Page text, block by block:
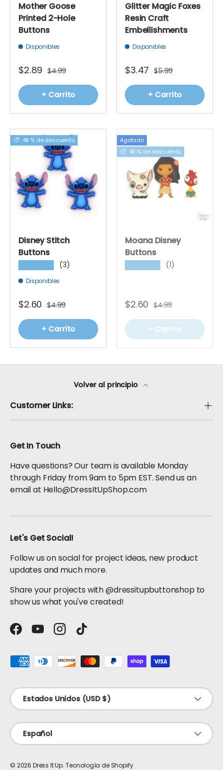
Mother Goose
Printed 2-Hole
Buttons
Disponibles
$2.89 $4.99
+ Carrito
Glitter Magic Foxes
Resin Craft
Embellishments
Disponibles
$3.47 $5.99
+ Carrito
48 % de descuento
Disney Stitch
Buttons
(3)
Disponibles
$2.60 $4.99
+ Carrito
Agotado
48 % de descuento
Moana Disney
Buttons
(1)
$2.60 $4.99
+ Carrito
Volver al principio
Customer Links:
Get In Touch
Have questions? Our team is available Monday
through Friday from 9am to 5pm EST. Send us an
email at Hello@DressItUpShop.com
Let's Get Social!
Follow us on social for project ideas, new product
updates and much more.
Share your projects with @dressitupbuttonshop to
show us what you've created!
Facebook
YouTubeInstagram
TikTok
Formas de pago aceptadas
País/Región
Estados Unidos (USD $)
Idioma
Español
© 2026 Dress It Up. Tecnología de Shopify